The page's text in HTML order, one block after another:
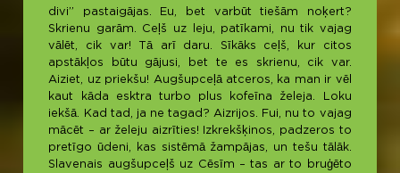
divi” pastaigājas. Eu, bet varbūt tiešām noķert?
Skrienu garām. Ceļš uz leju, patīkami, nu tik vajag
vālēt, cik var! Tā arī daru. Sīkāks ceļš, kur citos
apstākļos būtu gājusi, bet te es skrienu, cik var.
Aiziet, uz priekšu! Augšupceļā atceros, ka man ir vēl
kaut kāda esktra turbo plus kofeīna želeja. Loku
iekšā. Kad tad, ja ne tagad? Aizrijos. Fui, nu to vajag
mācēt – ar želeju aizrīties! Izkrekšķinos, padzeros to
pretīgo ūdeni, kas sistēmā žampājas, un tešu tālāk.
Slavenais augšupceļš uz Cēsīm – tas ar to bruģēto